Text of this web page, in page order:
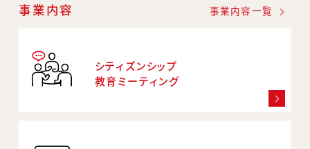
事業内容 事業内容一覧
シティズンシップ
教育ミーティング